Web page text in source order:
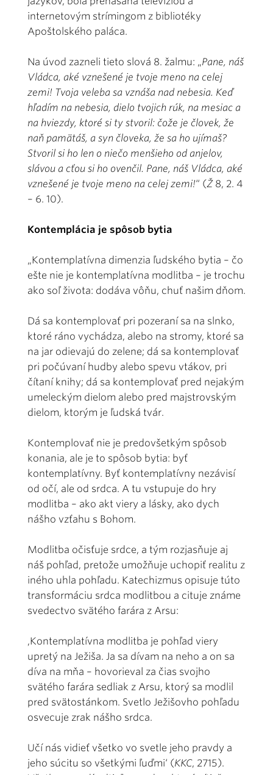
internetovým strímingom z bibliotéky
Apoštolského paláca.
Na úvod zazneli tieto slová 8. žalmu: „Pane, náš
Vládca, aké vznešené je tvoje meno na celej
zemi! Tvoja veleba sa vznáša nad nebesia. Keď
hľadím na nebesia, dielo tvojich rúk, na mesiac a
na hviezdy, ktoré si ty stvoril: čože je človek, že
naň pamätáš, a syn človeka, že sa ho ujímaš?
Stvoril si ho len o niečo menšieho od anjelov,
slávou a cťou si ho ovenčil. Pane, náš Vládca, aké
vznešené je tvoje meno na celej zemi!“ (Ž8, 2. 4
– 6. 10).
Kontemplácia je spôsob bytia
„Kontemplatívna dimenzia ľudského bytia – čo
ešte nie je kontemplatívna modlitba – je trochu
ako soľ života: dodáva vôňu, chuť našim dňom.
Dá sa kontemplovať pri pozeraní sa na slnko,
ktoré ráno vychádza, alebo na stromy, ktoré sa
na jar odievajú do zelene; dá sa kontemplovať
pri počúvaní hudby alebo spevu vtákov, pri
čítaní knihy; dá sa kontemplovať pred nejakým
umeleckým dielom alebo pred majstrovským
dielom, ktorým je ľudská tvár.
Kontemplovať nie je predovšetkým spôsob
konania, ale je to spôsob bytia: byť
kontemplatívny. Byť kontemplatívny nezávisí
od očí, ale od srdca. A tu vstupuje do hry
modlitba – ako akt viery a lásky, ako dych
nášho vzťahu s Bohom.
Modlitba očisťuje srdce, a tým rozjasňuje aj
náš pohľad, pretože umožňuje uchopiť realitu z
iného uhla pohľadu. Katechizmus opisuje túto
transformáciu srdca modlitbou a cituje známe
svedectvo svätého farára z Arsu:
,Kontemplatívna modlitba je pohľad viery
upretý na Ježiša. Ja sa dívam na neho a on sa
díva na mňa – hovorieval za čias svojho
svätého farára sedliak z Arsu, ktorý sa modlil
pred svätostánkom. Svetlo Ježišovho pohľadu
osvecuje zrak nášho srdca.
Učí nás vidieť všetko vo svetle jeho pravdy a
jeho súcitu so všetkými ľuďmi‘ (KKC, 2715).